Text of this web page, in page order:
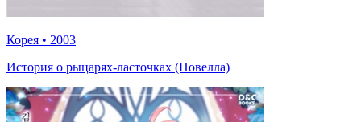
Корея • 2003
История о рыцарях-ласточках (Новелла)